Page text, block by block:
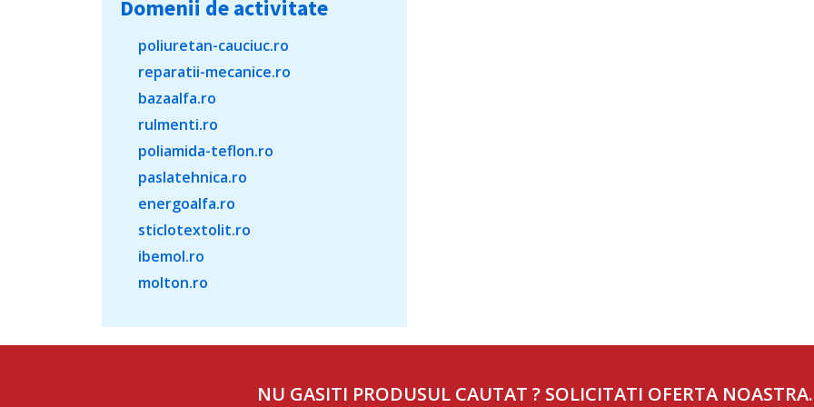
Domenii de activitate
poliuretan-cauciuc.ro
reparatii-mecanice.ro
bazaalfa.ro
rulmenti.ro
poliamida-teflon.ro
paslatehnica.ro
energoalfa.ro
sticlotextolit.ro
ibemol.ro
molton.ro
NU GASITI PRODUSUL CAUTAT ? SOLICITATI OFERTA NOASTRA.